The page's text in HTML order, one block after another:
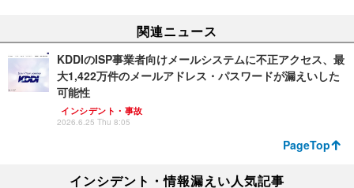
関連ニュース
KDDIのISP事業者向けメールシステムに不正アクセス、最
大1,422万件のメールアドレス・パスワードが漏えいした
可能性
インシデント・事故
2026.6.25 Thu 8:05
PageTop
インシデント・情報漏えい人気記事